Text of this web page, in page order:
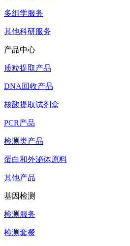
多组学服务
其他科研服务
产品中心
质粒提取产品
DNA回收产品
核酸提取试剂盒
PCR产品
检测类产品
蛋白和外泌体原料
其他产品
基因检测
检测服务
检测套餐